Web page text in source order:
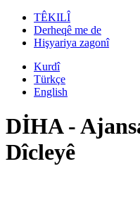
TÊKILÎ
Derheqê me de
Hişyariya zagonî
Kurdî
Türkçe
English
DİHA -
Dîcleyê